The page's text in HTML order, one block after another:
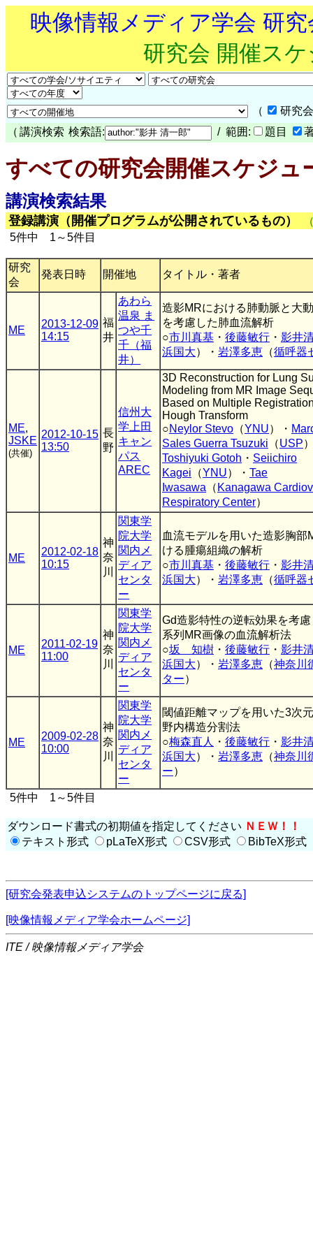
映像情報メディア学会 研
研究会 開催ス
（
研究
（ 講演検索 検索語: / 範囲: 題目
すべての研究会開催スケジュ
講演検索結果
登録講演（開催プログラムが公開されているもの）
5件中 1～5件目
研究
会
発表日時 開催地 タイトル・著者
ME
2013-12-09
14:15
福
井
あわら
温泉 ま
つや千
千（福
井）
造影MRにおける肺動脈と大
を考慮した肺血流解析
○市川真基 ・ 後藤敏行 ・ 影井
浜国大）・ 岩澤多恵 （循呼器
ME,
JSKE
(共催)
2012-10-15
13:50
長
野
信州大
学上田
キャン
パス
AREC
3D Reconstruction for Lung
Modeling from MR Image
Based on Multiple
Hough Transform
○Neylor Stevo （YNU）・
Sales Guerra Tsuzuki （USP
Toshiyuki Gotoh ・ Seiichiro
Kagei （YNU）・ Tae
Iwasawa （ Kanagawa
Respiratory Center）
ME
2012-02-18
10:15
神
奈
川
関東学
院大学
関内メ
ディア
センタ
ー
血流モデルを用いた造影胸部
ける腫瘍組織の解析
○市川真基 ・ 後藤敏行 ・ 影井
浜国大）・ 岩澤多恵 （循呼器
ME
2011-02-19
11:00
神
奈
川
関東学
院大学
関内メ
ディア
センタ
ー
Gd造影特性の逆転効果を考
系列MR画像の血流解析法
○坂 知樹 ・ 後藤敏行 ・ 影井
浜国大）・ 岩澤多恵 （神奈川
ター）
ME
2009-02-28
10:00
神
奈
川
関東学
院大学
関内メ
ディア
センタ
ー
閾値距離マップを用いた3次
野内構造分割法
○梅森直人 ・ 後藤敏行 ・ 影井
浜国大）・ 岩澤多恵 （神奈川
ー）
5件中 1～5件目
ダウンロード書式の初期値を指定してください ＮＥＷ！！
テキスト形式
pLaTeX形式 CSV形式 BibTeX形式
[研究会発表申込システムのトップページに戻る]
[映像情報メディア学会ホームページ]
ITE / 映像情報メディア学会